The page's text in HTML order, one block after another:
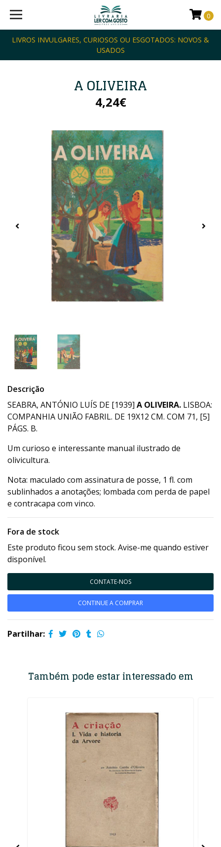
LIVROS INVULGARES, CURIOSOS OU ESGOTADOS: NOVOS &
USADOS
0
A OLIVEIRA
4,24€
Descrição
SEABRA, ANTÓNIO LUÍS DE [1939] A OLIVEIRA. LISBOA:
COMPANHIA UNIÃO FABRIL. DE 19X12 CM. COM 71, [5]
PÁGS. B.
Um curioso e interessante manual ilustrado de
olivicultura.
Nota: maculado com assinatura de posse, 1 fl. com
sublinhados a anotações; lombada com perda de papel
e contracapa com vinco.
Fora de stock
Este produto ficou sem stock. Avise-me quando estiver
disponível.
CONTATE-NOS
CONTINUE A COMPRAR
Partilhar:
Também pode estar interessado em